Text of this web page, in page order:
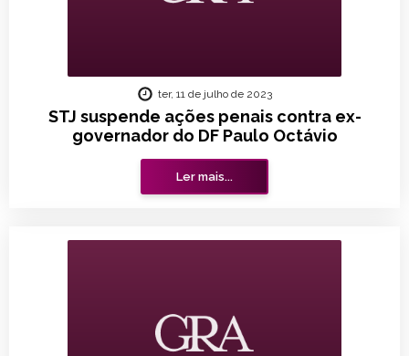
STJ suspende ações penais contra ex-
governador do DF Paulo Octávio
ter, 11 de julho de 2023
Ler mais...